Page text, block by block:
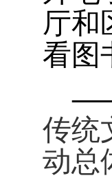
厅和
看图
传统
动总